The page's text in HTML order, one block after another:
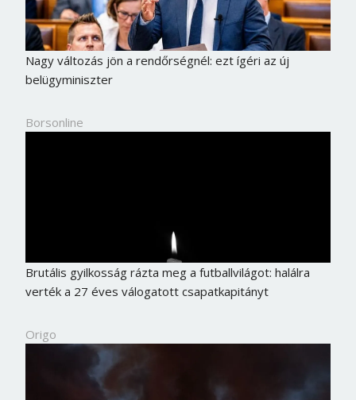
Nagy változás jön a rendőrségnél: ezt ígéri az új
belügyminiszter
Borsonline
Brutális gyilkosság rázta meg a futballvilágot: halálra
verték a 27 éves válogatott csapatkapitányt
Origo